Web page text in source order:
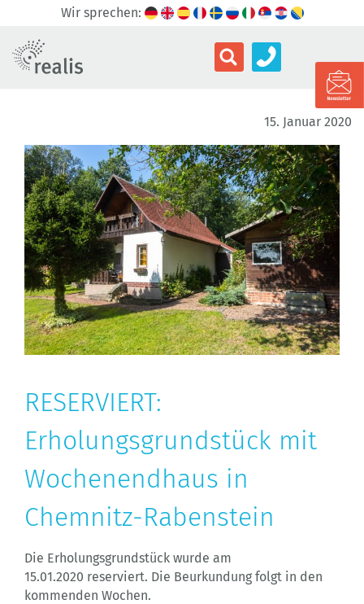
Wir sprechen:
15. Januar 2020
RESERVIERT:
Erholungsgrundstück mit
Wochenendhaus in
Chemnitz-Rabenstein
Die Erholungsgrundstück wurde am
15.01.2020 reserviert. Die Beurkundung folgt in den
kommenden Wochen.